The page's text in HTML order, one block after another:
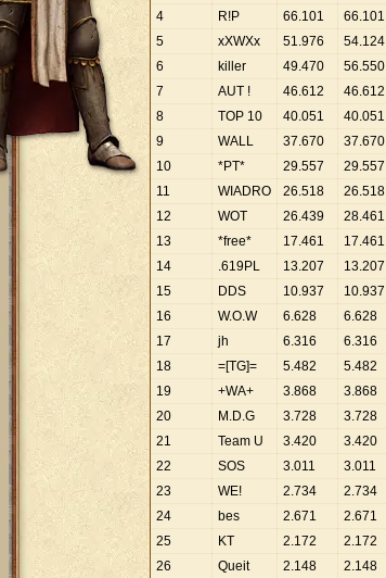
4
R!P 66.101 66.101
5
xXWXx 51.976 54.124
6
killer 49.470 56.550
7
AUT ! 46.612 46.612
8
TOP 10 40.051 40.051
9
WALL 37.670 37.670
10
*PT* 29.557 29.557
11
WIADRO 26.518 26.518
12
WOT 26.439 28.461
13
*free* 17.461 17.461
14
.619PL 13.207 13.207
15
DDS 10.937 10.937
16
W.O.W 6.628 6.628
17
jh 6.316 6.316
18
=[TG]= 5.482 5.482
19
+WA+ 3.868 3.868
20
M.D.G 3.728 3.728
21
Team U 3.420 3.420
22
SOS 3.011 3.011
23
WE! 2.734 2.734
24
bes 2.671 2.671
25
KT 2.172 2.172
26
Queit 2.148 2.148